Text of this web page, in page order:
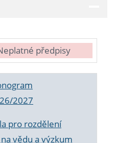
předpisy
2027
pro rozdělení
vědu a výzkum